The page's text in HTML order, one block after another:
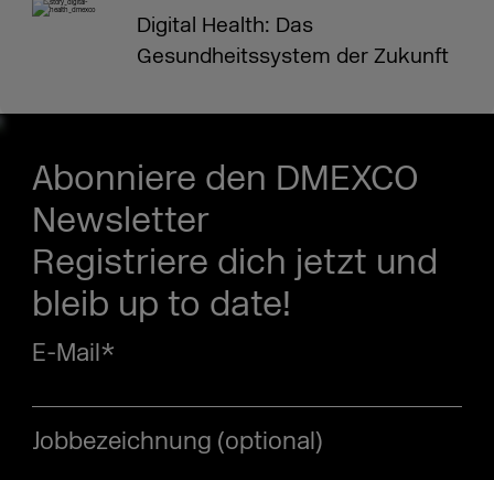
Digital Health: Das
Gesundheitssystem der Zukunft
Abonniere den DMEXCO
Newsletter
Registriere dich jetzt und
bleib up to date!
E-Mail*
Jobbezeichnung (optional)